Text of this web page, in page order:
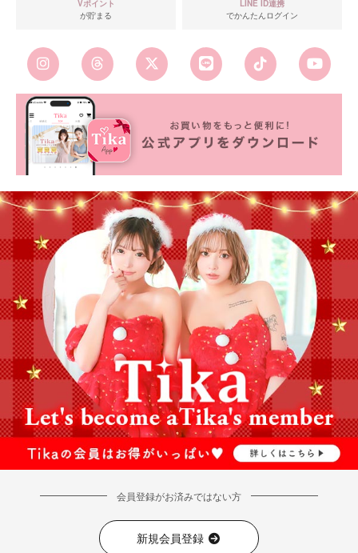
Vポイント
が貯まる
LINE ID連携
でかんたんログイン
会員登録がお済みではない方
新規会員登録